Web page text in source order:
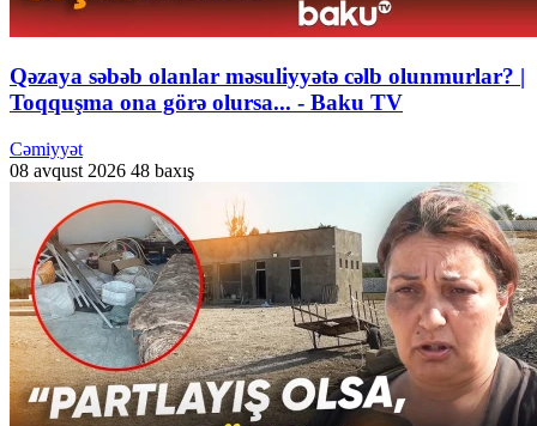
Qəzaya səbəb olanlar məsuliyyətə cəlb olunmurlar? |
Toqquşma ona görə olursa... - Baku TV
Cəmiyyət
08 avqust 2026 48 baxış